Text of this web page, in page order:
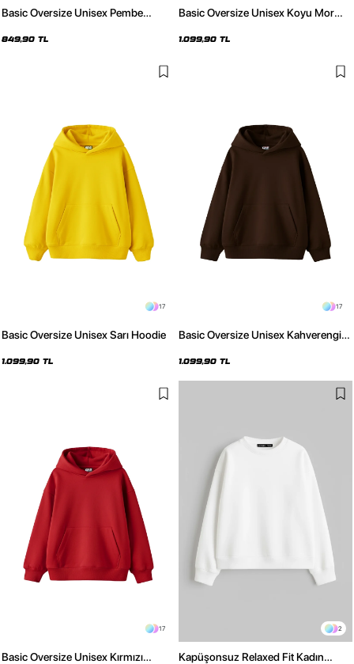
Basic Oversize Unisex Pembe
849,90 TL
Basic Oversize Unisex Koyu Mor
1.099,90 TL
17
Basic Oversize Unisex Sarı Hoodie
1.099,90 TL
17
Basic Oversize Unisex Kahverengi
1.099,90 TL
17
Basic Oversize Unisex Kırmızı
2
Kapüşonsuz Relaxed Fit Kadın